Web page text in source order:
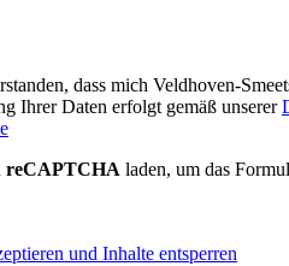
dass mich Veldhoven-
Ihrer Daten erfolgt gemäß unserer
reCAPTCHA laden, um das
und Inhalte entsperren